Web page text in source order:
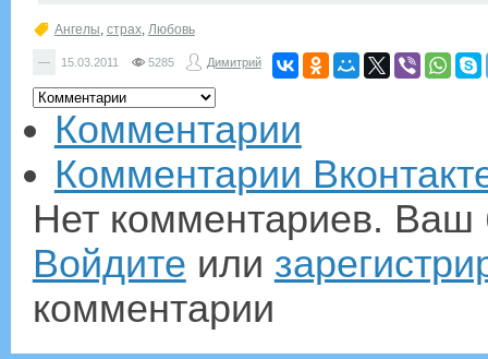
Ангелы, страх, Любовь
— 15.03.2011 5285 Димитрий
Комментарии
Комментарии
Нет комментариев. Ваш
Войдите или
комментарии